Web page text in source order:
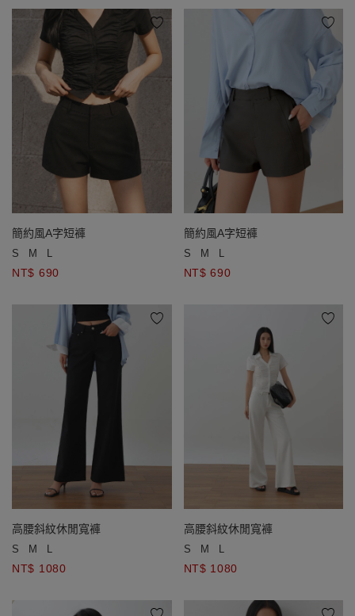
簡約風A字短褲
S M L
NT$ 690
簡約風A字短褲
S M L
NT$ 690
高腰斜紋休閒寬褲
S M L
NT$ 1080
高腰斜紋休閒寬褲
S M L
NT$ 1080